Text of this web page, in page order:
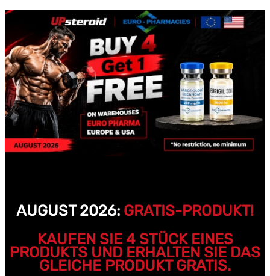
AUGUST 2026: GRATIS-PRODUKT!
KAUFEN SIE 4 STÜCK EINES
PRODUKTS UND ERHALTEN SIE DAS
GLEICHE PRODUKT GRATIS.